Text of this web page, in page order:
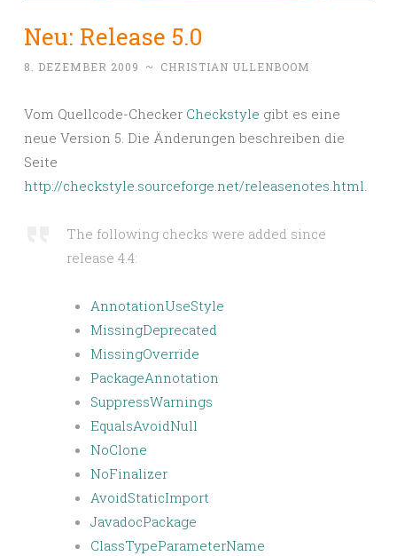
Neu: Release 5.0
8. DEZEMBER 2009 ~ CHRISTIAN ULLENBOOM
Vom Quellcode-Checker Checkstyle gibt es eine
neue Version 5. Die Änderungen beschreiben die
Seite
http://checkstyle.sourceforge.net/releasenotes.html.
The following checks were added since
release 4.4:
AnnotationUseStyle
MissingDeprecated
MissingOverride
PackageAnnotation
SuppressWarnings
EqualsAvoidNull
NoClone
NoFinalizer
AvoidStaticImport
JavadocPackage
ClassTypeParameterName